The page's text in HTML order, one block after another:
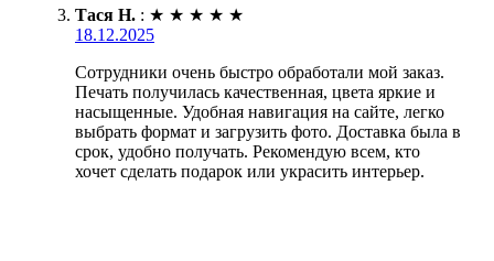
Тася Н. : ★ ★ ★ ★ ★
18.12.2025
Сотрудники очень быстро обработали мой заказ.
Печать получилась качественная, цвета яркие и
насыщенные. Удобная навигация на сайте, легко
выбрать формат и загрузить фото. Доставка была в
срок, удобно получать. Рекомендую всем, кто
хочет сделать подарок или украсить интерьер.